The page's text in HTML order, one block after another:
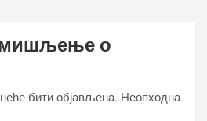
мишљење о
бити објављена. Неопходна